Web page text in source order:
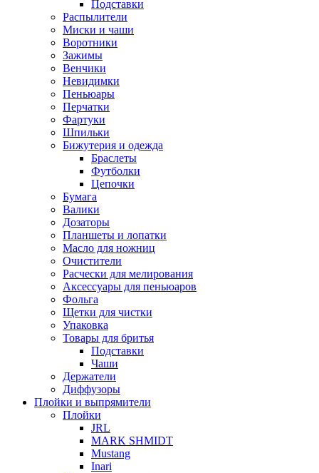
Подставки
Распылители
Миски и чаши
Воротники
Зажимы
Венчики
Невидимки
Пеньюары
Перчатки
Фартуки
Шпильки
Бижутерия и одежда
Браслеты
Футболки
Цепочки
Бумага
Валики
Дозаторы
Планшеты и лопатки
Масло для ножниц
Очистители
Расчески для мелирования
Аксессуары для пеньюаров
Фольга
Щетки для чистки
Упаковка
Товары для бритья
Подставки
Чаши
Держатели
Диффузоры
Плойки и выпрямители
Плойки
JRL
MARK SHMIDT
Mustang
Inari